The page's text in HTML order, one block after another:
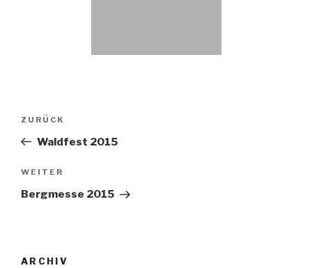
Beitragsnavigation
Vorheriger
Beitrag
ZURÜCK
Waldfest 2015
Nächster
Beitrag
WEITER
Bergmesse 2015
ARCHIV